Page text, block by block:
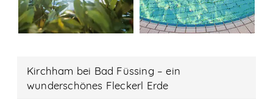
Kirchham bei Bad Füssing – ein
wunderschönes Fleckerl Erde